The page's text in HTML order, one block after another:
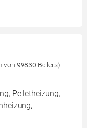
von 99830 Bellers)
Pelletheizung,